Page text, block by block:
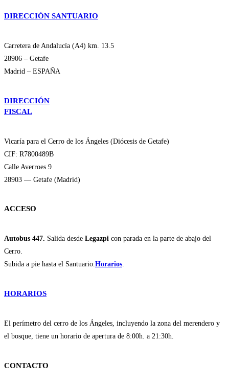
DIRECCIÓN SANTUARIO
Carretera de Andalucía (A4) km. 13.5
28906 – Getafe
Madrid – ESPAÑA
DIRECCIÓN
FISCAL
Vicaría para el Cerro de los Ángeles (Diócesis de Getafe)
CIF: R7800489B
Calle Averroes 9
28903 — Getafe (Madrid)
ACCESO
Autobus 447. Salida desde Legazpi con parada en la parte de abajo del
Cerro.
Subida a pie hasta el Santuario.Horarios.
HORARIOS
El perímetro del cerro de los Ángeles, incluyendo la zona del merendero y
el bosque, tiene un horario de apertura de 8:00h. a 21:30h.
CONTACTO